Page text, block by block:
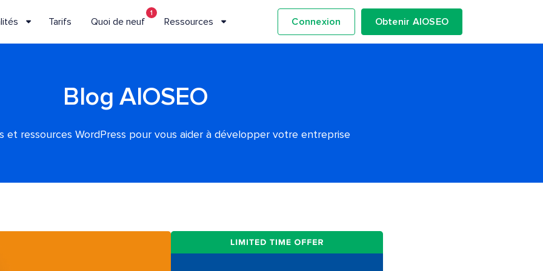
Tarifs Quoi de neuf
1
Ressources Connexion Obtenir AIOSEO
Blog AIOSEO
et ressources WordPress pour vous aider à développer votre entreprise